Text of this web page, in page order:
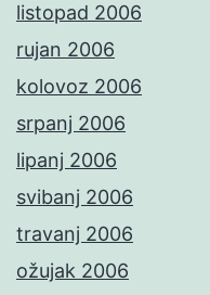
listopad 2006
rujan 2006
kolovoz 2006
srpanj 2006
lipanj 2006
svibanj 2006
travanj 2006
ožujak 2006